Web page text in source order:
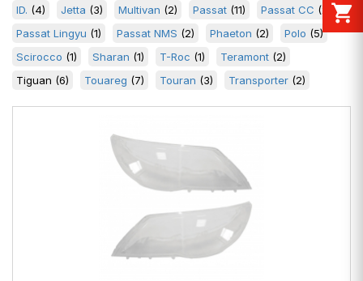
ID. (4) Jetta (3) Multivan (2) Passat (11) Passat CC (2)
Passat Lingyu (1) Passat NMS (2) Phaeton (2) Polo (5)
Scirocco (1) Sharan (1) T-Roc (1) Teramont (2)
Tiguan (6) Touareg (7) Touran (3) Transporter (2)
shopping_cart